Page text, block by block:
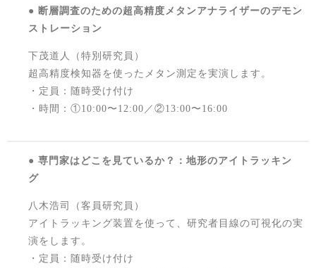
● 断層調査のための超高精度メタンアナライザーのデモン
ストレーション
下茂道人（特別研究員）
超高精度検知器を使ったメタン測定を実演します。
・定員：随時受け付け
・時間：①10:00〜12:00／②13:00〜16:00
● 専門家はどこを見ているか？：地形のアイトラッキン
グ
八木浩司（客員研究員）
アイトラッキング装置を使って、研究者目線の可視化の実
演をします。
・定員：随時受け付け